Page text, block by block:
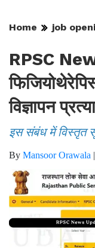
Home job
RPSC
विज्ञापन
इस संबंध में विस्तृत
By Mansoor Orawala |